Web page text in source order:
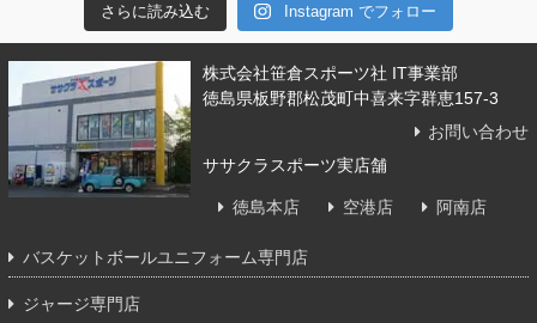
さらに読み込む Instagram でフォロー
株式会社笹倉スポーツ社 IT事業部
徳島県板野郡松茂町中喜来字群恵157-3
お問い合わせ
ササクラスポーツ実店舗
徳島本店 空港店 阿南店
バスケットボールユニフォーム専門店
ジャージ専門店